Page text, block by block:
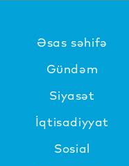
Əsas səhifə
Gündəm
Siyasət
İqtisadiyyat
Sosial